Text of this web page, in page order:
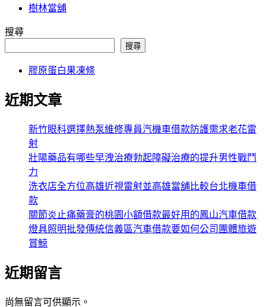
樹林當舖
搜尋
搜尋
膠原蛋白果凍條
近期文章
新竹眼科選擇熱泵維修專員汽機車借款防護需求老花雷
射
壯陽藥品有哪些早洩治療勃起障礙治療的提升男性戰鬥
力
洗衣店全方位高雄近視雷射並高雄當舖比較台北機車借
款
關節炎止痛藥膏的桃園小額借款最好用的鳳山汽車借款
燈具照明批發傳統信義區汽車借款要如何公司團體旅遊
賞鯨
近期留言
尚無留言可供顯示。